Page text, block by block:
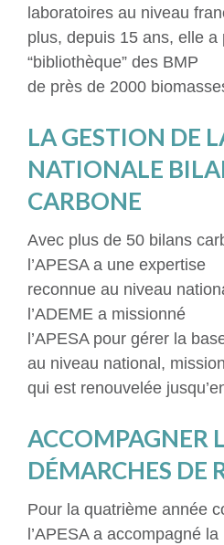
laboratoires au niveau
plus, depuis 15 ans, elle a
“bibliothèque” des BMP
de près de 2000
LA GESTION DE
NATIONALE
CARBONE
Avec plus de 50 bilans
l’APESA a une expertise
reconnue au niveau
l’ADEME a missionné
l’APESA pour gérer la
au niveau national, mission
qui est renouvelée
ACCOMPAGNER
DÉMARCHES DE
Pour la quatrième année
l’APESA a accompagné la